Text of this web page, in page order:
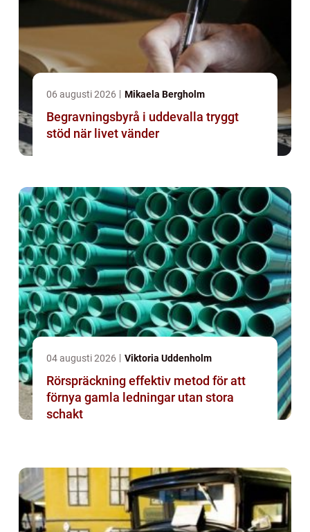
06 augusti 2026 Mikaela Bergholm
Begravningsbyrå i uddevalla tryggt
stöd när livet vänder
04 augusti 2026 Viktoria Uddenholm
Rörspräckning effektiv metod för att
förnya gamla ledningar utan stora
schakt